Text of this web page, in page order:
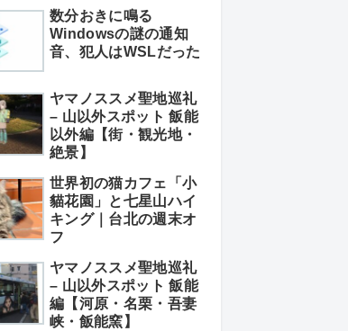
数分おきに鳴る
Windowsの謎の通知
音、犯人はWSLだった
ヤマノススメ聖地巡礼
– 山以外スポット 飯能
以外編【街・観光地・
絶景】
世界初の猫カフェ「小
貓花園」と七星山ハイ
キング｜台北の週末オ
フ
ヤマノススメ聖地巡礼
– 山以外スポット 飯能
編【河原・名栗・吾妻
峡・飯能窯】